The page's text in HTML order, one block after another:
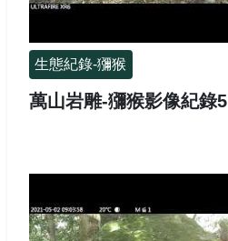
生態紀錄-獼猴
萬山岩雕-獼猴影像紀錄5